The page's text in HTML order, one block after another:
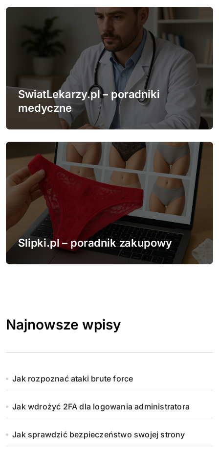
u
SwiatLekarzy.pl – poradniki
medyczne
Slipki.pl – poradnik zakupowy
Najnowsze wpisy
Jak rozpoznać ataki brute force
Jak wdrożyć 2FA dla logowania administratora
Jak sprawdzić bezpieczeństwo swojej strony